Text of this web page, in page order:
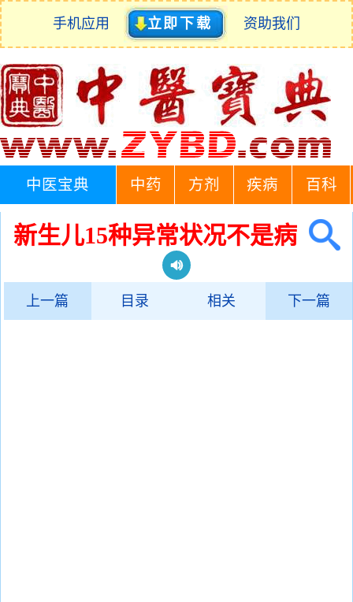
手机应用 立即下载 资助我们
中医宝典 中药 方剂 疾病 百科
新生儿15种异常状况不是病
上一篇 目录 相关 下一篇